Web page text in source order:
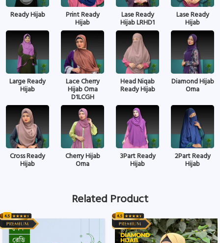
Ready Hijab Print Ready
Hijab
Lase Ready
Hijab LRHD1
Lase Ready
Hijab
Large Ready
Hijab
Lace Cherry
Hijab Orna
D1LCGH
Head Niqab
Ready Hijab
Diamond Hijab
Orna
Cross Ready
Hijab
Cherry Hijab
Orna
3Part Ready
Hijab
2Part Ready
Hijab
Related Product